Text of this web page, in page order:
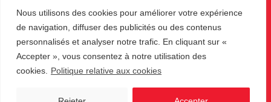
Nous utilisons des cookies pour améliorer votre expérience
de navigation, diffuser des publicités ou des contenus
personnalisés et analyser notre trafic. En cliquant sur «
Accepter », vous consentez à notre utilisation des
cookies.
Politique relative aux cookies
Nos produits
Garanties
Société
Revendeur